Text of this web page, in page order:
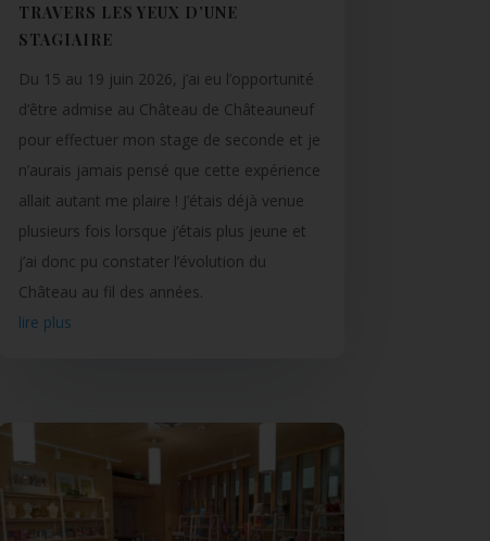
TRAVERS LES YEUX D’UNE
STAGIAIRE
Du 15 au 19 juin 2026, j’ai eu l’opportunité
d’être admise au Château de Châteauneuf
pour effectuer mon stage de seconde et je
n’aurais jamais pensé que cette expérience
allait autant me plaire ! J’étais déjà venue
plusieurs fois lorsque j’étais plus jeune et
j’ai donc pu constater l’évolution du
Château au fil des années.
lire plus